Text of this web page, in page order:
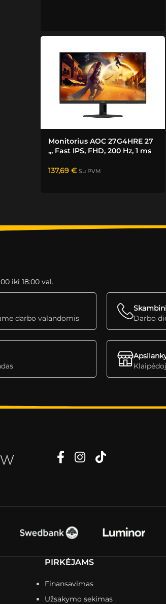
Monitorius AOC 27G4HRE 27
„, Fast IPS, FHD, 200 Hz, 1 ms
137,69 € Su PVM
iki 18:00 val.
darbo valandomis
Darbo
PIRKĖJAMS
Finansavimas
Užsakymo sekimas